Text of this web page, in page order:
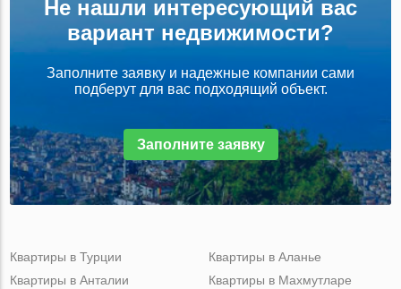
Не нашли интересующий вас
вариант недвижимости?
Заполните заявку и надежные компании сами
подберут для вас подходящий объект.
Заполните заявку
Квартиры в Турции
Квартиры в Анталии
Квартиры в Аланье
Квартиры в Махмутларе